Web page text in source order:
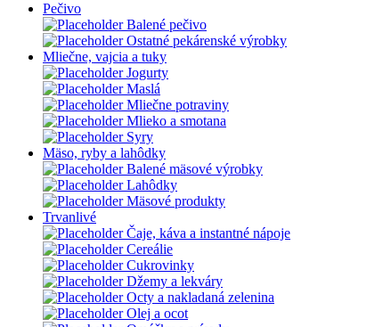
Pečivo
Balené pečivo
Ostatné pekárenské výrobky
Mliečne, vajcia a tuky
Jogurty
Maslá
Mliečne potraviny
Mlieko a smotana
Syry
Mäso, ryby a lahôdky
Balené mäsové výrobky
Lahôdky
Mäsové produkty
Trvanlivé
Čaje, káva a instantné nápoje
Cereálie
Cukrovinky
Džemy a lekváry
Octy a nakladaná zelenina
Olej a ocot